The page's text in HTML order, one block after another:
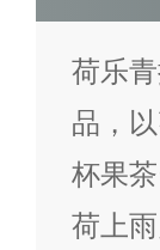
荷乐
品，
杯果
荷上